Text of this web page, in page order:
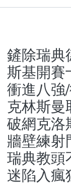
Statistics
鏟除瑞典
斯基開賽
衝進八強
克林斯曼
破網克洛
牆壁練射
瑞典教頭
迷陷入瘋